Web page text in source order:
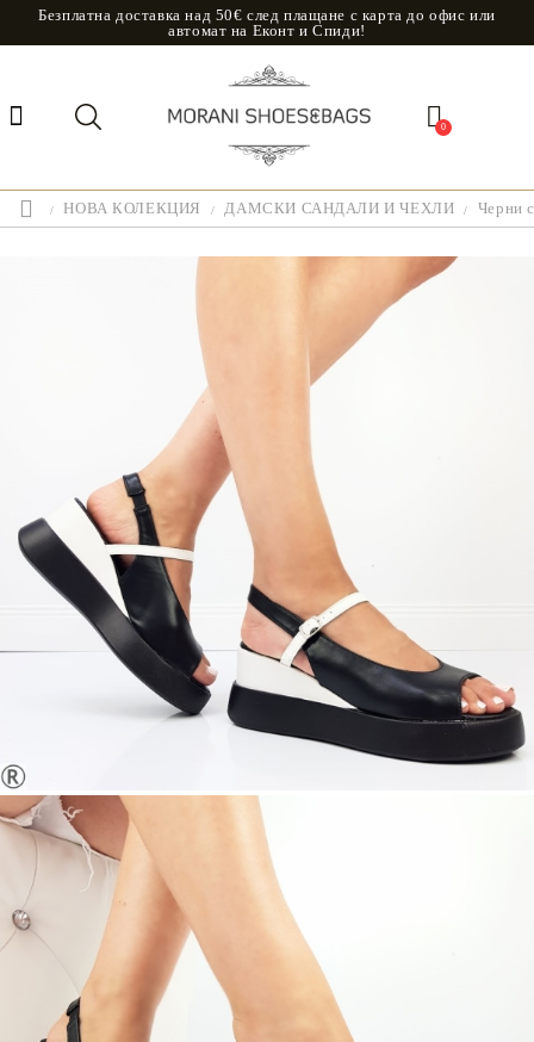
Безплатна доставка над 50€ след плащане с карта до офис или
автомат на Еконт и Спиди!
0
НОВА КОЛЕКЦИЯ ДАМСКИ САНДАЛИ И ЧЕХЛИ Черни